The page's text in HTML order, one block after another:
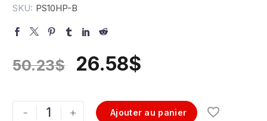
SKU: PS10HP-B
50.23$ 26.58$
- + Ajouter au panier